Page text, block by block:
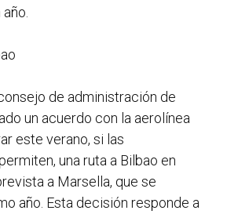
de administración de
un acuerdo con la aerolínea
este verano, si las
una ruta a Bilbao en
a Marsella, que se
año. Esta decisión responde a